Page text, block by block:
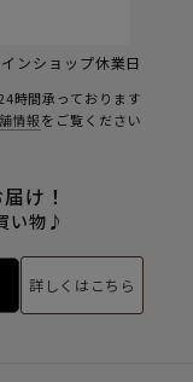
ンショップ休業日
時間承っております
情報をご覧ください
け！
い物♪
詳しくはこちら